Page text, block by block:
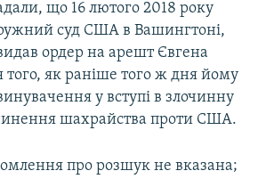
що 16 лютого 2018 року
суд США в Вашингтоні,
ордер на арешт Євгена
як раніше того ж дня йому
у вступі в злочинну
шахрайства проти США.
про розшук не вказана;